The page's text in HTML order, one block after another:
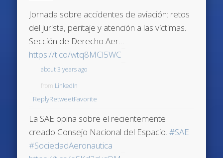
Jornada sobre accidentes de aviación: retos
del jurista, peritaje y atención a las víctimas.
Sección de Derecho Aer…
https://t.co/wtq8MCl5WC
about 3 years ago
from LinkedIn
ReplyRetweetFavorite
La SAE opina sobre el recientemente
creado Consejo Nacional del Espacio.#SAE
#SociedadAeronautica